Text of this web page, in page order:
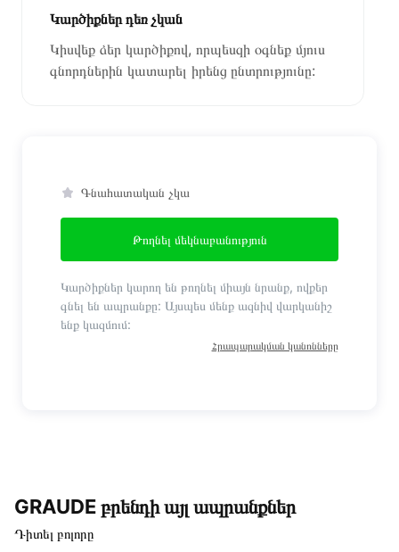
Կարծիքներ դեռ չկան
Կիսվեք ձեր կարծիքով, որպեսզի օգնեք մյուս
գնորդներին կատարել իրենց ընտրությունը:
Գնահատական չկա
Թողնել մեկնաբանություն
Կարծիքներ կարող են թողնել միայն նրանք, ովքեր
գնել են ապրանքը: Այսպես մենք ազնիվ վարկանիշ
ենք կազմում:
Հրապարակման կանոնները
GRAUDE բրենդի այլ ապրանքներ
Դիտել բոլորը